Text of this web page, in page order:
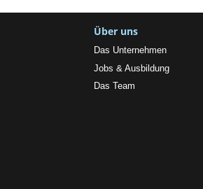
Über uns
Das Unternehmen
Jobs & Ausbildung
Das Team